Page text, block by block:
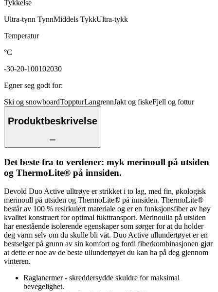
Tykkelse
Ultra-tynn TynnMiddels TykkUltra-tykk
Temperatur
°C
-30-20-100102030
Egner seg godt for:
Ski og snowboardToppturLangrennJakt og fiskeFjell og fottur
Produktbeskrivelse
Det beste fra to verdener: myk merinoull på utsiden
og ThermoLite® på innsiden.
Devold Duo Active ulltrøye er strikket i to lag, med fin, økologisk
merinoull på utsiden og ThermoLite® på innsiden. ThermoLite®
består av 100 % resirkulert materiale og er en funksjonsfiber av høy
kvalitet konstruert for optimal fukttransport. Merinoulla på utsiden
har enestående isolerende egenskaper som sørger for at du holder
deg varm selv om du skulle bli våt. Duo Active ullundertøyet er en
bestselger på grunn av sin komfort og fordi fiberkombinasjonen gjør
at dette er noe av de beste ullundertøyet du kan ha på deg gjennom
vinteren.
Raglanermer - skreddersydde skuldre for maksimal
bevegelighet.